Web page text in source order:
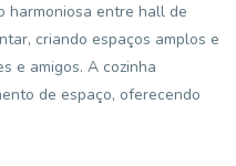
harmoniosa entre hall de
criando espaços amplos e
e amigos. A cozinha
de espaço, oferecendo